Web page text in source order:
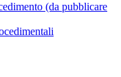
(da pubblicare